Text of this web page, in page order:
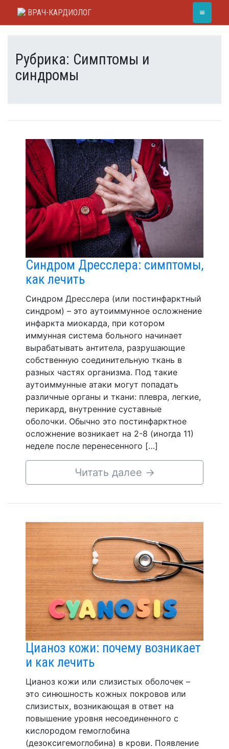
ВРАЧ-КАРДИОЛОГ ≡
Рубрика: Симптомы и
синдромы
Синдром Дресслера: симптомы,
как лечить
Синдром Дресслера (или постинфарктный
синдром) – это аутоиммунное осложнение
инфаркта миокарда, при котором
иммунная система больного начинает
вырабатывать антитела, разрушающие
собственную соединительную ткань в
разных частях организма. Под такие
аутоиммунные атаки могут попадать
различные органы и ткани: плевра, легкие,
перикард, внутренние суставные
оболочки. Обычно это постинфарктное
осложнение возникает на 2-8 (иногда 11)
неделе после перенесенного […]
Читать далее →
Цианоз кожи: почему возникает
и как лечить
Цианоз кожи или слизистых оболочек –
это синюшность кожных покровов или
слизистых, возникающая в ответ на
повышение уровня несоединенного с
кислородом гемоглобина
(дезоксигемоглобина) в крови. Появление